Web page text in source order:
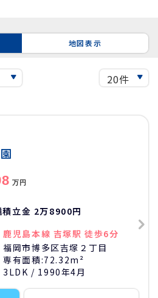
地図表示
万円
立金 2万8900円
鹿児島本線 吉塚駅 徒歩6分
福岡市博多区吉塚２丁目
専有面積:72.32m²
3LDK / 1990年4月